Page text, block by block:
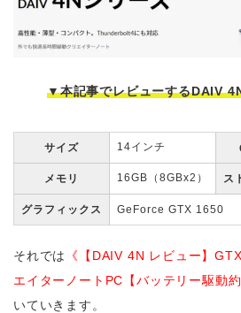
▼本記事でレビューするDAIV
サイズ 14インチ
メモリ 16GB（8GBx2） ス
グラフィックス GeForce GTX 1650
それでは
《【DAIV 4N レビュー】
エイターノートPC【バッテリー駆動約
いていきます。